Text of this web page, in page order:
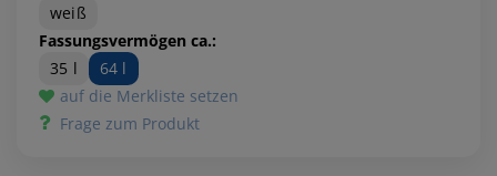
weiß
Fassungsvermögen ca.:
35 l
64 l
auf die Merkliste setzen
Frage zum Produkt